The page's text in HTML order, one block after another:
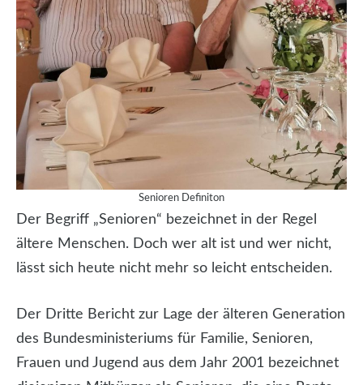
Senioren Definiton
Der Begriff „Senioren“ bezeichnet in der Regel
ältere Menschen. Doch wer alt ist und wer nicht,
lässt sich heute nicht mehr so leicht entscheiden.
Der Dritte Bericht zur Lage der älteren Generation
des Bundesministeriums für Familie, Senioren,
Frauen und Jugend aus dem Jahr 2001 bezeichnet